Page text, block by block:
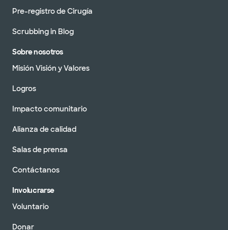
Pre-registro de Cirugía
Scrubbing in Blog
Sobre nosotros
Misión Visión y Valores
Logros
Impacto comunitario
Alianza de calidad
Salas de prensa
Contáctanos
Involucrarse
Voluntario
Donar